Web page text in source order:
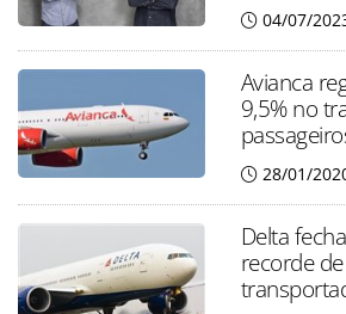
04/07/
Avianca
9,5% no
28/01/
Delta
recorde